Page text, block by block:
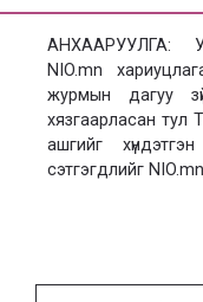
АНХААРУУЛГА:
NIO.mn
журмын дагуу
хязгаарласан тул
ашгийг
сэтгэгдлийг